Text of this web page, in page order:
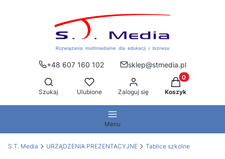
+48 607 160 102
sklep@stmedia.pl
Otwórz wyszukiwarkę
Szukaj Ulubione Zaloguj się
Produkty w
Koszyk
Menu
S.T. Media URZĄDZENIA PREZENTACYJNE Tablice szkolne